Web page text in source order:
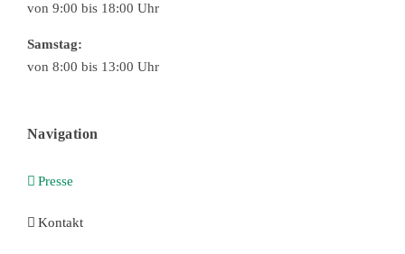
von 9:00 bis 18:00 Uhr
Samstag:
von 8:00 bis 13:00 Uhr
Navigation
Presse
Kontakt